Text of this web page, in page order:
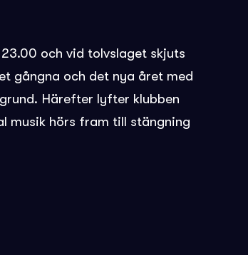
och vid tolvslaget skjuts
gångna och det nya året med
Härefter lyfter klubben
musik hörs fram till stängning